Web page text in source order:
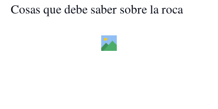
Cosas que debe saber sobre la roca